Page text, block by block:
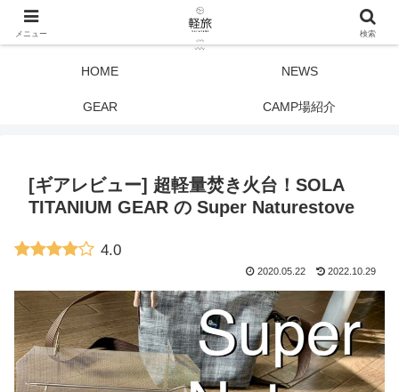
HOME NEWS
GEAR CAMP場紹介
[ギアレビュー] 超軽量焚き火台！SOLA
TITANIUM GEAR の Super Naturestove
4.0
2020.05.22 2022.10.29
メニュー 検索